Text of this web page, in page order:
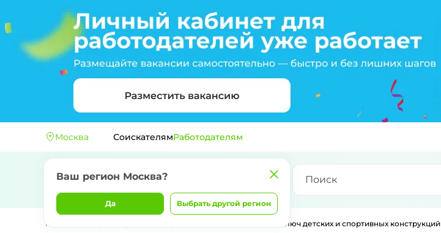
Москва
Ваш регион Москва?
Да Выбрать другой регион
СоискателямРаботодателям
Главная Монтажник под ключ детских и спортивных конструкций